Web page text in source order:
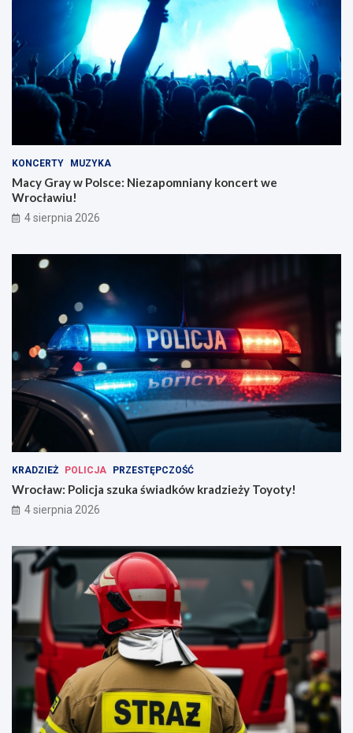
KONCERTY MUZYKA
Macy Gray w Polsce: Niezapomniany koncert we
Wrocławiu!
4 sierpnia 2026
KRADZIEŻ POLICJA PRZESTĘPCZOŚĆ
Wrocław: Policja szuka świadków kradzieży Toyoty!
4 sierpnia 2026